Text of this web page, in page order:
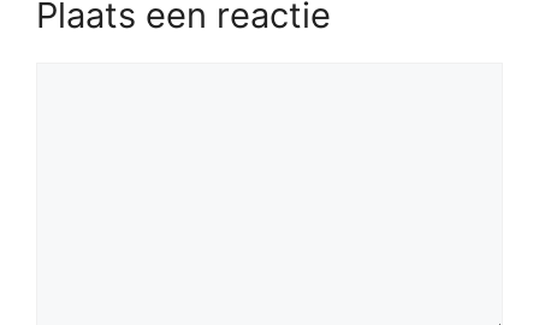
Plaats een reactie